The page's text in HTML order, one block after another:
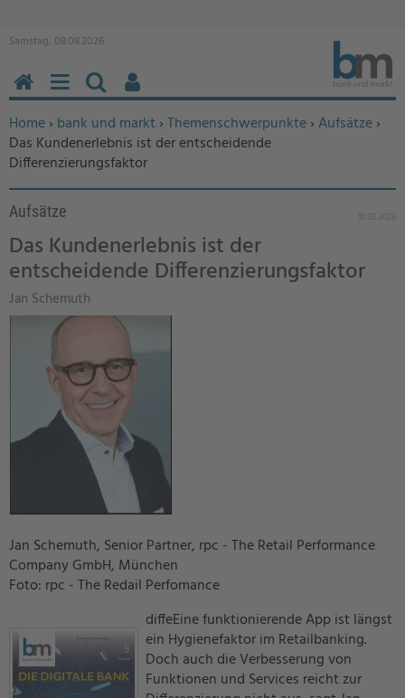
Samstag, 08.08.2026
Sie befinden sich hier:
Home› bank und markt ›Themenschwerpunkte› Aufsätze›
Das Kundenerlebnis ist der entscheidende
Differenzierungsfaktor
Aufsätze
Das Kundenerlebnis ist der
entscheidende Differenzierungsfaktor
Jan Schemuth
Jan Schemuth, Senior Partner, rpc - The Retail Performance
Company GmbH, München
Foto: rpc - The Redail Perfomance
diffeEine funktionierende App ist längst
ein Hygienefaktor im Retailbanking.
Doch auch die Verbesserung von
Funktionen und Services reicht zur
HOMEMENÜSUCHEN
BENUTZERFUNKTIONEN